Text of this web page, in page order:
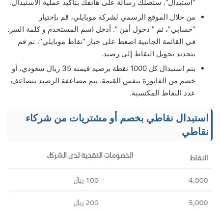
“استبدال”. ستصلك رسالة على هاتفك بتأكيد عملية الاستبدال.
من خلال الموقع الرسمي لشركة موبايلي، قم بإختيار
“حسابي”، ثم ” دخول أمن ”. أدخل اسم المستخدم و كلمة السر.
في القائمة الجانبية اضغط على خيار “نقاط موبايلي”، ثم قم
بتحديد تحويل النقاط إلى رصيد.
يتم استبدال كل 1000 نقطة برصيد قيمته 35 ريال سعودي، أو
خصم من الفاتورة بنفس القيمة. يتم مضاعفة الرصيد بتضاعف
عدد النقاط المكتسبة.
استبدال نقاطي بخصم أو مشتريات من شركاء
نقاطي